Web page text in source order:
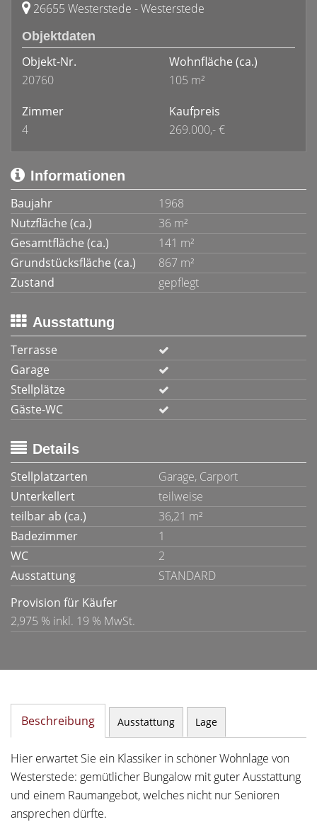
26655 Westerstede - Westerstede
Objektdaten
Objekt-Nr.
20760
Wohnfläche (ca.)
105 m²
Zimmer
4
Kaufpreis
269.000,- €
Informationen
Baujahr
1968
Nutzfläche (ca.)
36 m²
Gesamtfläche (ca.)
141 m²
Grundstücksfläche (ca.)
867 m²
Zustand
gepflegt
Ausstattung
Terrasse
Garage
Stellplätze
Gäste-WC
Details
Stellplatzarten
Garage, Carport
Unterkellert
teilweise
teilbar ab (ca.)
36,21 m²
Badezimmer
1
WC
2
Ausstattung
STANDARD
Provision für Käufer
2,975 % inkl. 19 % MwSt.
Beschreibung Ausstattung Lage
Hier erwartet Sie ein Klassiker in schöner Wohnlage von
Westerstede: gemütlicher Bungalow mit guter Ausstattung
und einem Raumangebot, welches nicht nur Senioren
ansprechen dürfte.